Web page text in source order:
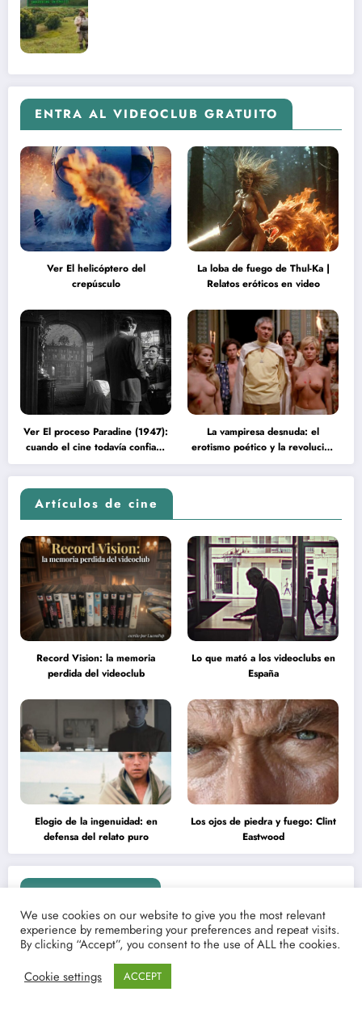
ENTRA AL VIDEOCLUB GRATUITO
Ver El helicóptero del
crepúsculo
La loba de fuego de Thul-Ka |
Relatos eróticos en video
Ver El proceso Paradine (1947):
cuando el cine todavía confiaba
en la inteligencia del espectador
La vampiresa desnuda: el
erotismo poético y la revolución
psicodélica de Jean Rollin
Artículos de cine
Record Vision: la memoria
perdida del videoclub
Lo que mató a los videoclubs en
España
Elogio de la ingenuidad: en
defensa del relato puro
Los ojos de piedra y fuego: Clint
Eastwood
Erotismo y cine
Francesca
Eastwood y
la
melancolía
Camila
Mendes
We use cookies on our website to give you the most relevant
experience by remembering your preferences and repeat visits.
By clicking “Accept”, you consent to the use of ALL the cookies.
Cookie settings
ACCEPT